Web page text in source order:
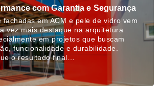
com Garantia e Segurança
fachadas em ACM e pele de vidro vem
vez mais destaque na arquitetura
em projetos que buscam
funcionalidade e durabilidade.
o resultado final…